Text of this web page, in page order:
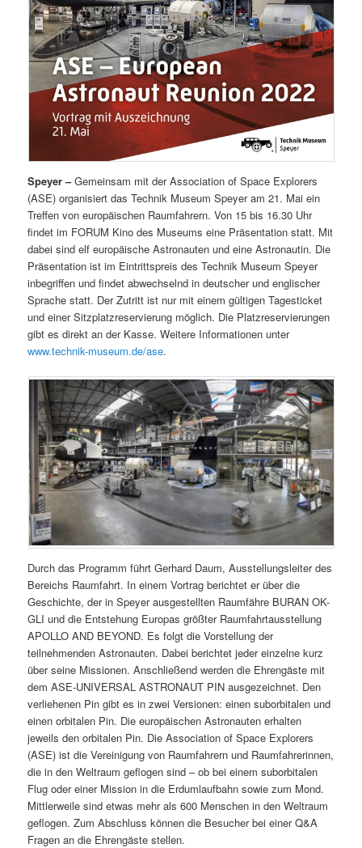
Speyer –Gemeinsam mit der Association of Space Explorers
(ASE) organisiert das Technik Museum Speyer am 21. Mai ein
Treffen von europäischen Raumfahrern. Von 15 bis 16.30 Uhr
findet im FORUM Kino des Museums eine Präsentation statt. Mit
dabei sind elf europäische Astronauten und eine Astronautin. Die
Präsentation ist im Eintrittspreis des Technik Museum Speyer
inbegriffen und findet abwechselnd in deutscher und englischer
Sprache statt. Der Zutritt ist nur mit einem gültigen Tagesticket
und einer Sitzplatzreservierung möglich. Die Platzreservierungen
gibt es direkt an der Kasse. Weitere Informationen unter
www.technik-museum.de/ase.
Durch das Programm führt Gerhard Daum, Ausstellungsleiter des
Bereichs Raumfahrt. In einem Vortrag berichtet er über die
Geschichte, der in Speyer ausgestellten Raumfähre BURAN OK-
GLI und die Entstehung Europas größter Raumfahrtausstellung
APOLLO AND BEYOND. Es folgt die Vorstellung der
teilnehmenden Astronauten. Dabei berichtet jeder einzelne kurz
über seine Missionen. Anschließend werden die Ehrengäste mit
dem ASE-UNIVERSAL ASTRONAUT PIN ausgezeichnet. Den
verliehenen Pin gibt es in zwei Versionen: einen suborbitalen und
einen orbitalen Pin. Die europäischen Astronauten erhalten
jeweils den orbitalen Pin. Die Association of Space Explorers
(ASE) ist die Vereinigung von Raumfahrern und Raumfahrerinnen,
die in den Weltraum geflogen sind – ob bei einem suborbitalen
Flug oder einer Mission in die Erdumlaufbahn sowie zum Mond.
Mittlerweile sind etwas mehr als 600 Menschen in den Weltraum
geflogen. Zum Abschluss können die Besucher bei einer Q&A
Fragen an die Ehrengäste stellen.